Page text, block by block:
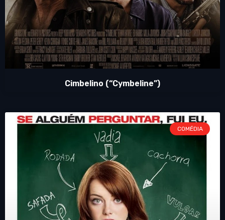
Cimbelino (“Cymbeline”)
COMÉDIA